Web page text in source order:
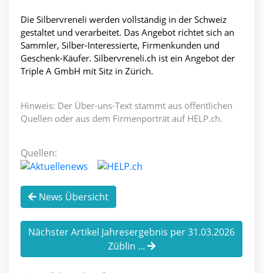
Die Silbervreneli werden vollständig in der Schweiz
gestaltet und verarbeitet. Das Angebot richtet sich an
Sammler, Silber-Interessierte, Firmenkunden und
Geschenk-Käufer. Silbervreneli.ch ist ein Angebot der
Triple A GmbH mit Sitz in Zürich.
Hinweis: Der Über-uns-Text stammt aus öffentlichen
Quellen oder aus dem Firmenporträt auf HELP.ch.
Quellen:
News Übersicht
Nächster Artikel Jahresergebnis per 31.03.2026
Züblin ...